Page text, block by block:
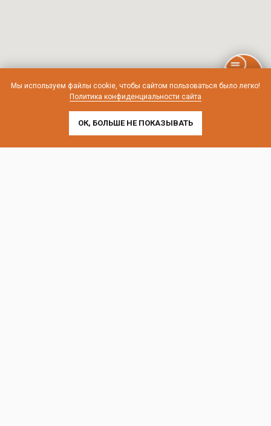
Мы используем файлы cookie, чтобы сайтом пользоваться было легко!
Политика конфиденциальности сайта
ОК, БОЛЬШЕ НЕ ПОКАЗЫВАТЬ